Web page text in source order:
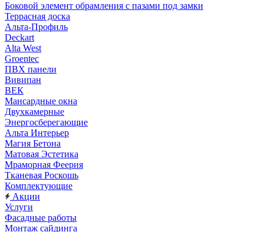
Боковой элемент обрамления с пазами под замки
Террасная доска
Альта-Профиль
Deckart
Alta West
Groentec
ПВХ панели
Вивипан
ВЕК
Мансардные окна
Двухкамерные
Энергосберегающие
Альта Интерьер
Магия Бетона
Матовая Эстетика
Мраморная Феерия
Тканевая Роскошь
Комплектующие
Акции
Услуги
Фасадные работы
Монтаж сайдинга